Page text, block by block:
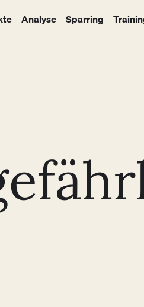
Analyse Sparring